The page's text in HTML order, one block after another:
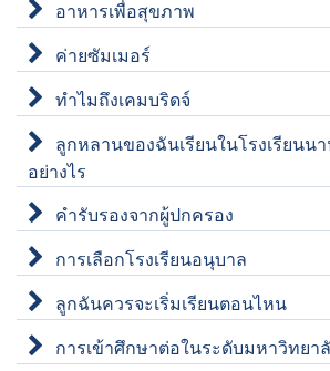
อาหารเพื่อสุขภาพ
ค่ายซัมเมอร์
ทำไมถึงเคมบริดจ์
ลูกหลานของฉันเรียนในโรงเรียนน
อย่างไร
คำรับรองจากผู้ปกครอง
การเลือกโรงเรียนอนุบาล
ลูกฉันควรจะเริ่มเรียนตอนไหน
การเข้าศึกษาต่อในระดับมหาวิทยา